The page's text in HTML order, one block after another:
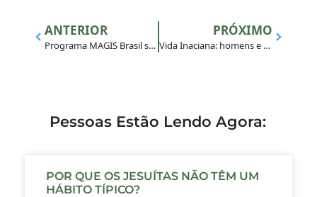
ANTERIOR
Programa MAGIS Brasil sedia e participa do 16º Encontro da Rede Brasileira de Centros e Institutos de Juventude
PRÓXIMO
Vida Inaciana: homens e mulheres de Igreja
Pessoas Estão Lendo Agora:
POR QUE OS JESUÍTAS NÃO TÊM UM
HÁBITO TÍPICO?